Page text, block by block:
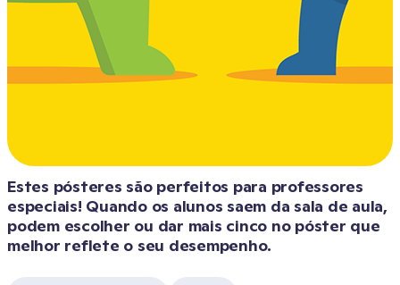
Estes pósteres são perfeitos para professores
especiais! Quando os alunos saem da sala de aula,
podem escolher ou dar mais cinco no póster que
melhor reflete o seu desempenho.